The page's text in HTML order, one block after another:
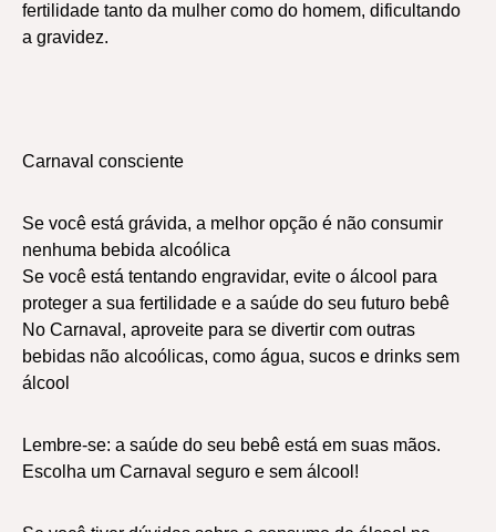
fertilidade tanto da mulher como do homem, dificultando
a gravidez.
Carnaval consciente
Se você está grávida, a melhor opção é não consumir
nenhuma bebida alcoólica
Se você está tentando engravidar, evite o álcool para
proteger a sua fertilidade e a saúde do seu futuro bebê
No Carnaval, aproveite para se divertir com outras
bebidas não alcoólicas, como água, sucos e drinks sem
álcool
Lembre-se: a saúde do seu bebê está em suas mãos.
Escolha um Carnaval seguro e sem álcool!